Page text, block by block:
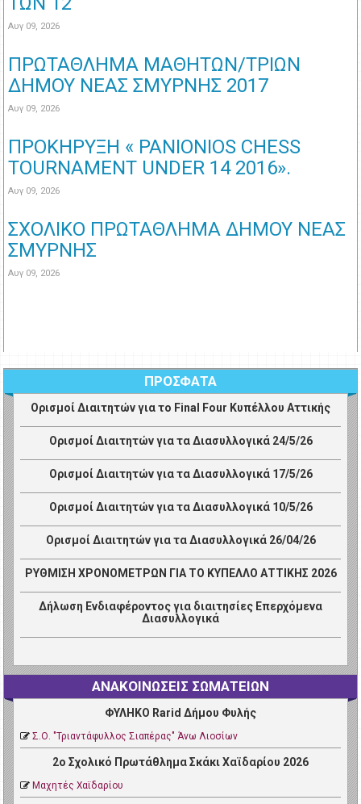
Αυγ 09, 2026
ΠΡΩΤΑΘΛΗΜΑ ΜΑΘΗΤΩΝ/ΤΡΙΩΝ
ΔΗΜΟΥ ΝΕΑΣ ΣΜΥΡΝΗΣ 2017
Αυγ 09, 2026
ΠΡΟΚΗΡΥΞΗ « PANIONIOS CHESS
TOURNAMENT UNDER 14 2016».
Αυγ 09, 2026
ΣΧΟΛΙΚΟ ΠΡΩΤΑΘΛΗΜΑ ΔΗΜΟΥ ΝΕΑΣ
ΣΜΥΡΝΗΣ
Αυγ 09, 2026
ΠΡΟΣΦΑΤΑ
Ορισμοί Διαιτητών για το Final Four Κυπέλλου Αττικής
Ορισμοί Διαιτητών για τα Διασυλλογικά 24/5/26
Ορισμοί Διαιτητών για τα Διασυλλογικά 17/5/26
Ορισμοί Διαιτητών για τα Διασυλλογικά 10/5/26
Ορισμοί Διαιτητών για τα Διασυλλογικά 26/04/26
ΡΥΘΜΙΣΗ ΧΡΟΝΟΜΕΤΡΩΝ ΓΙΑ ΤΟ ΚΥΠΕΛΛΟ ΑΤΤΙΚΗΣ 2026
Δήλωση Ενδιαφέροντος για διαιτησίες Επερχόμενα
Διασυλλογικά
ΑΝΑΚΟΙΝΩΣΕΙΣ ΣΩΜΑΤΕΙΩΝ
ΦΥΛΗΚΟ Rarid Δήμου Φυλής
Σ.Ο. "Τριαντάφυλλος Σιαπέρας" Άνω Λιοσίων
2ο Σχολικό Πρωτάθλημα Σκάκι Χαϊδαρίου 2026
Μαχητές Χαϊδαρίου